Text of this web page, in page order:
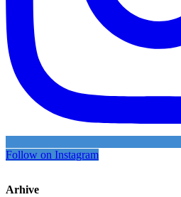
Follow on Instagram
Arhive